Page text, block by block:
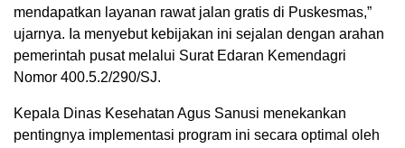
mendapatkan layanan rawat jalan gratis di Puskesmas,”
ujarnya. Ia menyebut kebijakan ini sejalan dengan arahan
pemerintah pusat melalui Surat Edaran Kemendagri
Nomor 400.5.2/290/SJ.
Kepala Dinas Kesehatan Agus Sanusi menekankan
pentingnya implementasi program ini secara optimal oleh